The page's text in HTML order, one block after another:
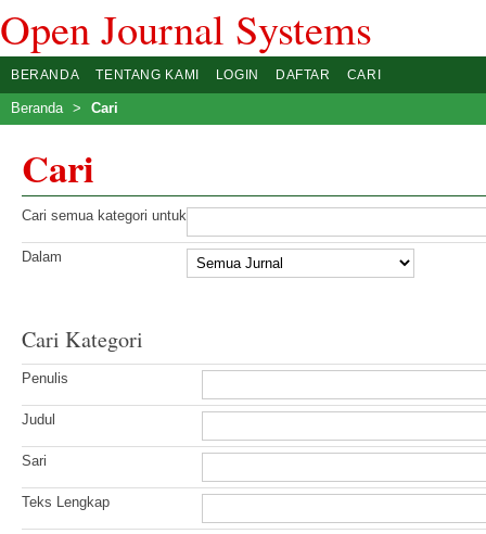
Open Journal Systems
BERANDA TENTANG KAMI LOGIN DAFTAR CARI
Beranda > Cari
Cari
Cari semua kategori untuk
Dalam
Cari Kategori
Penulis
Judul
Sari
Teks Lengkap